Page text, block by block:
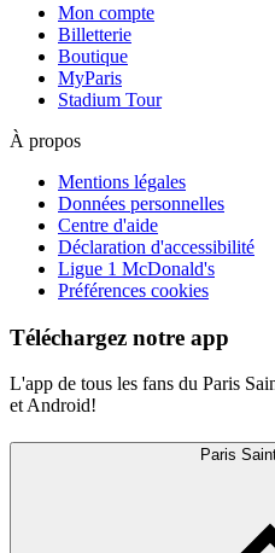
Mon compte
Billetterie
Boutique
MyParis
Stadium Tour
À propos
Mentions légales
Données personnelles
Centre d'aide
Déclaration d'accessibilité
Ligue 1 McDonald's
Préférences cookies
Téléchargez notre app
L'app de tous les fans du Paris
et Android!
Paris